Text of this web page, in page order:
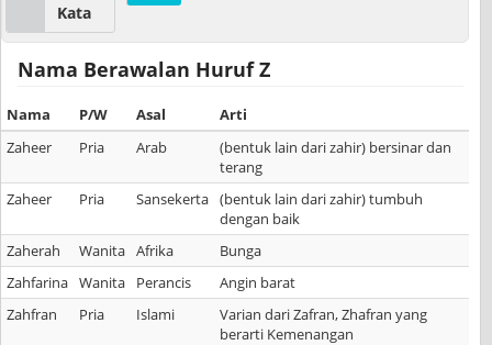
Kata
Nama Berawalan Huruf Z
Nama P/W Asal
Arti
Zaheer
Pria Arab
(bentuk lain dari zahir) bersinar dan
terang
Zaheer
Pria Sansekerta (bentuk lain dari zahir) tumbuh
dengan baik
Zaherah
Wanita Afrika
Bunga
Zahfarina Wanita Perancis
Angin barat
Zahfran
Pria Islami
Varian dari Zafran, Zhafran yang
berarti Kemenangan